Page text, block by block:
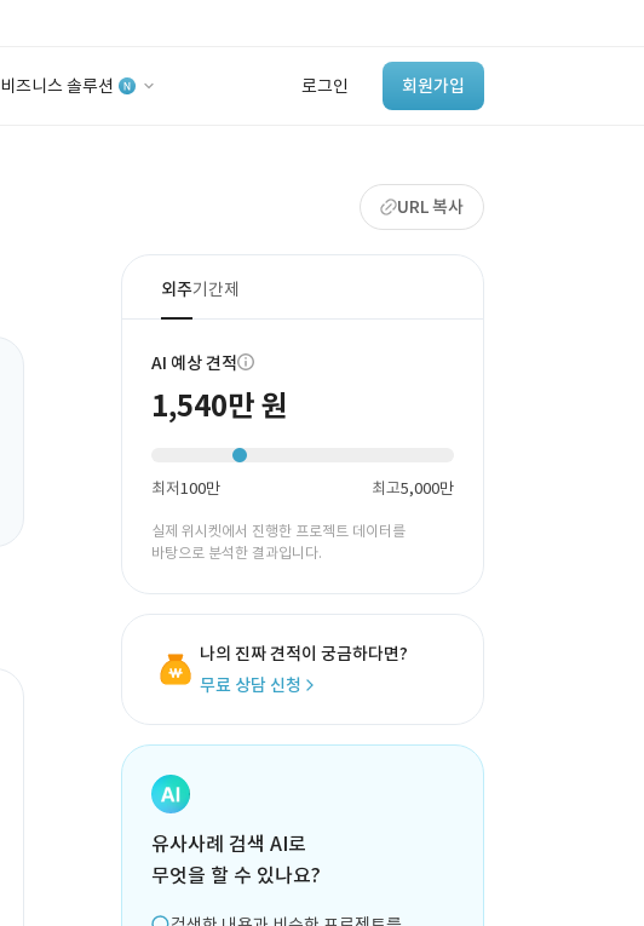
비즈니스 솔루션 로그인 회원가입
‘이런 거’ 만들어본
개발 회사 있어?
바로가기
URL 복사
외주기간제
AI 예상 견적
1,540만 원
최저100만 최고5,000만
실제 위시켓에서 진행한 프로젝트 데이터를
바탕으로 분석한 결과입니다.
나의 진짜 견적이 궁금하다면?
무료 상담 신청
유사사례 검색 AI로
무엇을 할 수 있나요?